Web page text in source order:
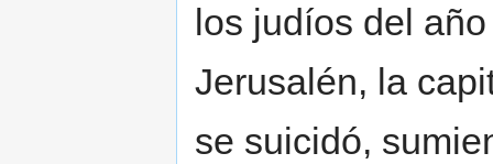
los judíos del
Jerusalén, la
se suicidó,